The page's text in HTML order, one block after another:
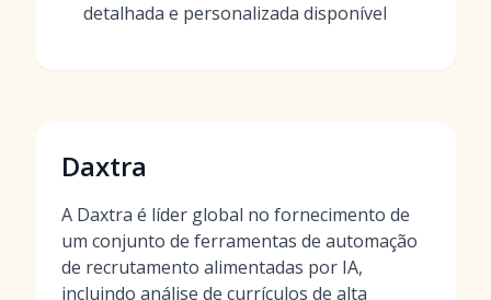
detalhada e personalizada disponível
Daxtra
A Daxtra é líder global no fornecimento de
um conjunto de ferramentas de automação
de recrutamento alimentadas por IA,
incluindo análise de currículos de alta